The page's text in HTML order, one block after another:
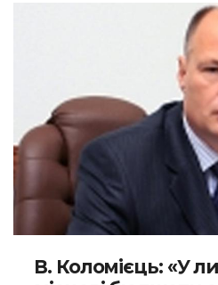
В. Коломієць: «У